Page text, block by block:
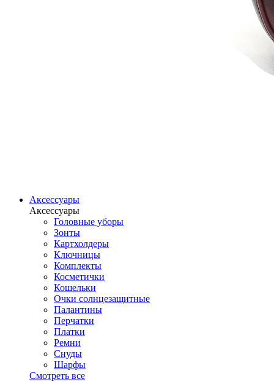
Аксессуары
Аксессуары
Головные уборы
Зонты
Картхолдеры
Ключницы
Комплекты
Косметички
Кошельки
Очки солнцезащитные
Палантины
Перчатки
Платки
Ремни
Снуды
Шарфы
Смотреть все